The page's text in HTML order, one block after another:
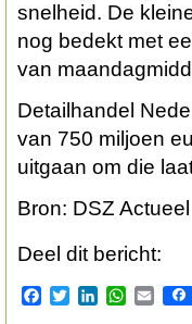
snelheid. De
nog bedekt met
van
Detailhandel
van 750 miljoen
uitgaan om die
Bron: DSZ Actueel
Deel dit bericht:
Facebook
TwitterLinkedIn